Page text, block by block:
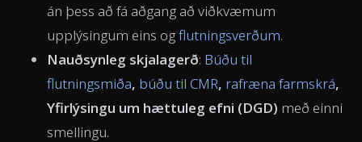
án þess að fá aðgang að viðkvæmum
upplýsingum eins ogflutningsverðum.
Nauðsynleg skjalagerð: Búðu til
flutningsmiða, búðu til CMR, rafræna farmskrá,
Yfirlýsingu um hættuleg efni (DGD) með einni
smellingu.